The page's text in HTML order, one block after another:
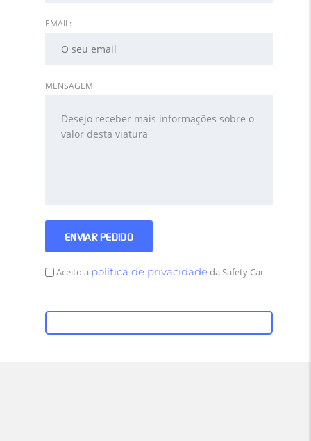
EMAIL:
MENSAGEM
Aceito a política de privacidadeda Safety Car